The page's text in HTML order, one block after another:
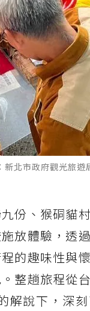
北市政府觀光旅遊
份、猴硐貓
放體驗，透
的趣味性與
整趟旅程從
解說下，深